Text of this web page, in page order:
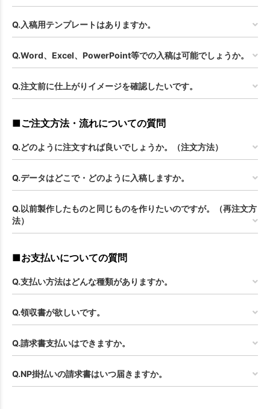
Q.入稿用テンプレートはありますか。
Q.Word、Excel、PowerPoint等での入稿は可能でしょうか。
Q.注文前に仕上がりイメージを確認したいです。
■ご注文方法・流れについての質問
Q.どのように注文すれば良いでしょうか。（注文方法）
Q.データはどこで・どのように入稿しますか。
Q.以前製作したものと同じものを作りたいのですが。（再注文方
法）
■お支払いについての質問
Q.支払い方法はどんな種類がありますか。
Q.領収書が欲しいです。
Q.請求書支払いはできますか。
Q.NP掛払いの請求書はいつ届きますか。